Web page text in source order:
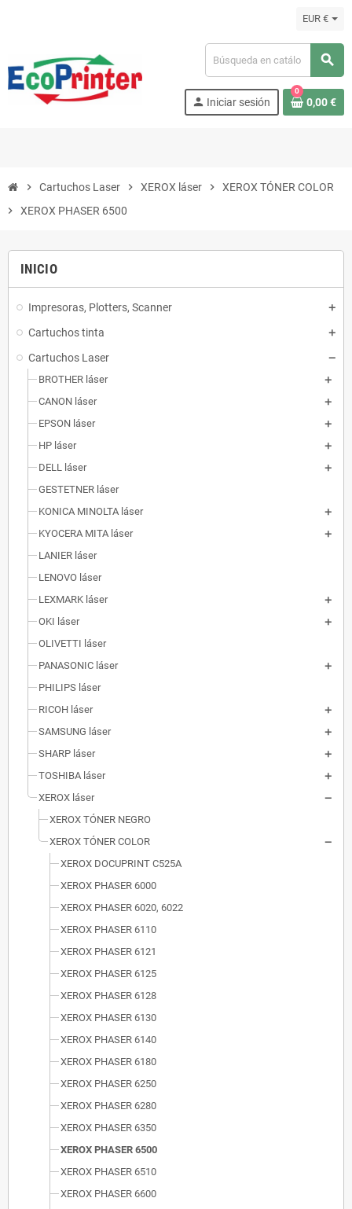
EUR €
search
person Iniciar sesión
0
0,00 €
chevron_right Cartuchos Laser chevron_right XEROX láser chevron_right
XEROX TÓNER COLOR
chevron_right
XEROX PHASER 6500
INICIO
Impresoras, Plotters, Scanner
Cartuchos tinta
Cartuchos Laser
BROTHER láser
CANON láser
EPSON láser
HP láser
DELL láser
GESTETNER láser
KONICA MINOLTA láser
KYOCERA MITA láser
LANIER láser
LENOVO láser
LEXMARK láser
OKI láser
OLIVETTI láser
PANASONIC láser
PHILIPS láser
RICOH láser
SAMSUNG láser
SHARP láser
TOSHIBA láser
XEROX láser
XEROX TÓNER NEGRO
XEROX TÓNER COLOR
XEROX DOCUPRINT C525A
XEROX PHASER 6000
XEROX PHASER 6020, 6022
XEROX PHASER 6110
XEROX PHASER 6121
XEROX PHASER 6125
XEROX PHASER 6128
XEROX PHASER 6130
XEROX PHASER 6140
XEROX PHASER 6180
XEROX PHASER 6250
XEROX PHASER 6280
XEROX PHASER 6350
XEROX PHASER 6500
XEROX PHASER 6510
XEROX PHASER 6600